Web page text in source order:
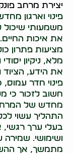
יצירת מרחב
פינוי וארגון
משמעותי שיכול
את איכות החיים.
מציעות פתרון
מלא, ניקיון
את הידע, הציוד
פינוי חדר עמוס,
חשוב לזכור כי
מחדש של המרחב
התהליך עשוי
בעלי ערך
ושימושי.
מתמשך, אך